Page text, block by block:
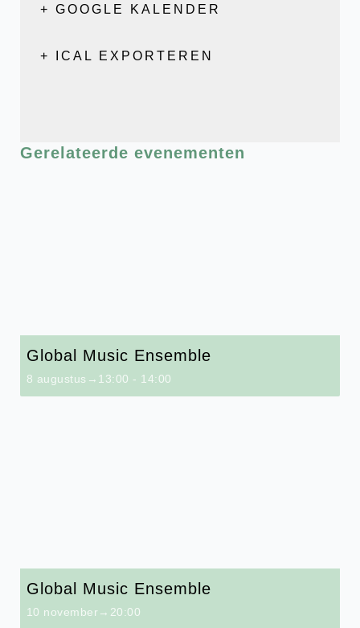
+ GOOGLE KALENDER
+ ICAL EXPORTEREN
Gerelateerde evenementen
Global Music Ensemble
8 augustus→13:00 - 14:00
Global Music Ensemble
10 november→20:00